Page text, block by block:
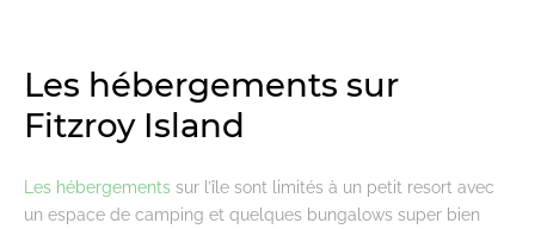
Les hébergements sur
Fitzroy Island
Les hébergements sur l’île sont limités à un petit resort avec
un espace de camping et quelques bungalows super bien